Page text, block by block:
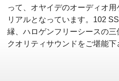
って、オヤイデのオーディオ
リアルとなっています。102
縁、ハロゲンフリーシースの
クオリティサウンドをご堪能下